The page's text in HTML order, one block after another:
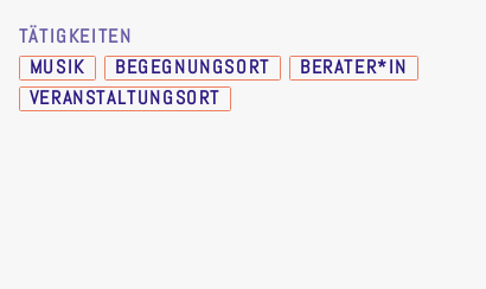
TÄTIGKEITEN
MUSIK
BEGEGNUNGSORT
BERATER*IN
VERANSTALTUNGSORT